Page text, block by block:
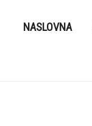
NASLOVNA